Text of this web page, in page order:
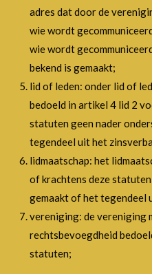
adres dat door de
wie wordt
wie wordt
bekend is gemaakt;
lid of leden: onder lid of
bedoeld in artikel 4 lid 2
statuten geen nader
tegendeel uit het
lidmaatschap: het
of krachtens deze
gemaakt of het tegendeel
vereniging: de vereniging
rechtsbevoegdheid
statuten;